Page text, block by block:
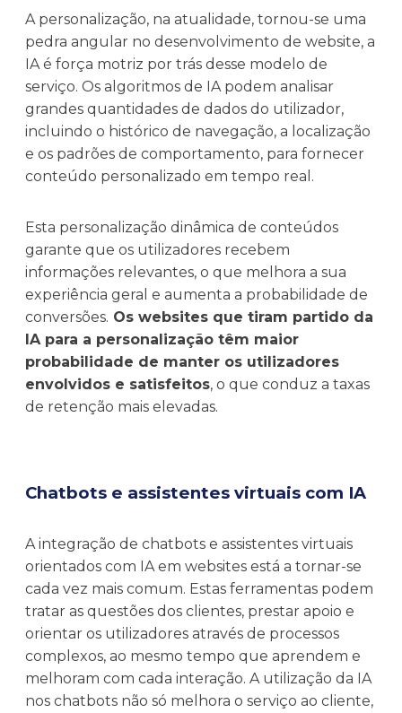
A personalização, na atualidade, tornou-se uma
pedra angular no desenvolvimento de website, a
IA é força motriz por trás desse modelo de
serviço. Os algoritmos de IA podem analisar
grandes quantidades de dados do utilizador,
incluindo o histórico de navegação, a localização
e os padrões de comportamento, para fornecer
conteúdo personalizado em tempo real.
Esta personalização dinâmica de conteúdos
garante que os utilizadores recebem
informações relevantes, o que melhora a sua
experiência geral e aumenta a probabilidade de
conversões. Os websites que tiram partido da
IA para a personalização têm maior
probabilidade de manter os utilizadores
envolvidos e satisfeitos, o que conduz a taxas
de retenção mais elevadas.
Chatbots e assistentes virtuais com IA
A integração de chatbots e assistentes virtuais
orientados com IA em websites está a tornar-se
cada vez mais comum. Estas ferramentas podem
tratar as questões dos clientes, prestar apoio e
orientar os utilizadores através de processos
complexos, ao mesmo tempo que aprendem e
melhoram com cada interação. A utilização da IA
nos chatbots não só melhora o serviço ao cliente,